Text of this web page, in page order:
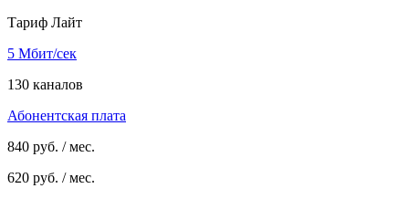
Тариф Лайт
5 Мбит/сек
130 каналов
Абонентская плата
840 руб. / мес.
620 руб. / мес.